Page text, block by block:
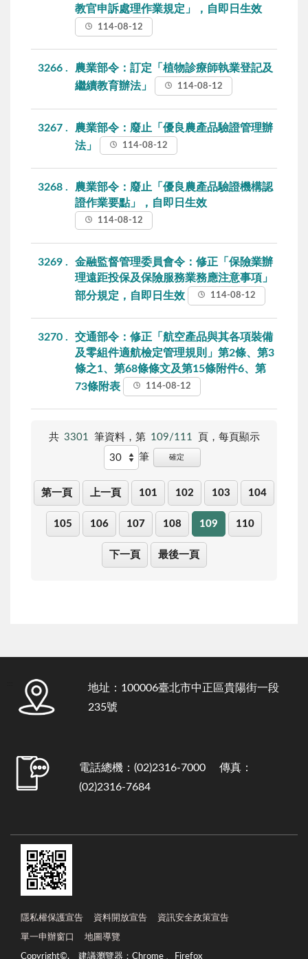
教官申訴處理作業規定」，自即日生效
114-08-12
3266
農業部令：訂定「植物診療師執業登記及
繼續教育辦法」
114-08-12
3267
農業部令：廢止「優良農產品驗證管理辦
法」
114-08-12
3268
農業部令：廢止「優良農產品驗證機構認
證作業要點」，自即日生效
114-08-12
3269
金融監督管理委員會令：修正「保險業辦
理遠距投保及保險服務業務應注意事項」
部分規定，自即日生效
114-08-12
3270
交通部令：修正「航空產品與其各項裝備
及零組件適航檢定管理規則」第2條、第3
條之1、第68條條文及第15條附件6、第
73條附表
114-08-12
共 3301 筆資料，第 109/111
頁，每頁顯示
筆
確定
第一頁 上一頁 101 102 103 104
105 106 107 108 109 110
下一頁 最後一頁
地址：100006臺北市中正區貴陽街一段
235號
電話總機：(02)2316-7000 傳真：
(02)2316-7684
隱私權保護宣告 資料開放宣告 資訊安全政策宣告
單一申辦窗口 地圖導覽
Copyright©. 建議瀏覽器：Chrome 、Firefox